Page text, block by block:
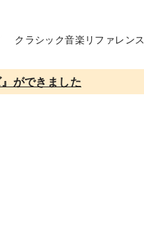
クラシック音楽リファレンス
ができました